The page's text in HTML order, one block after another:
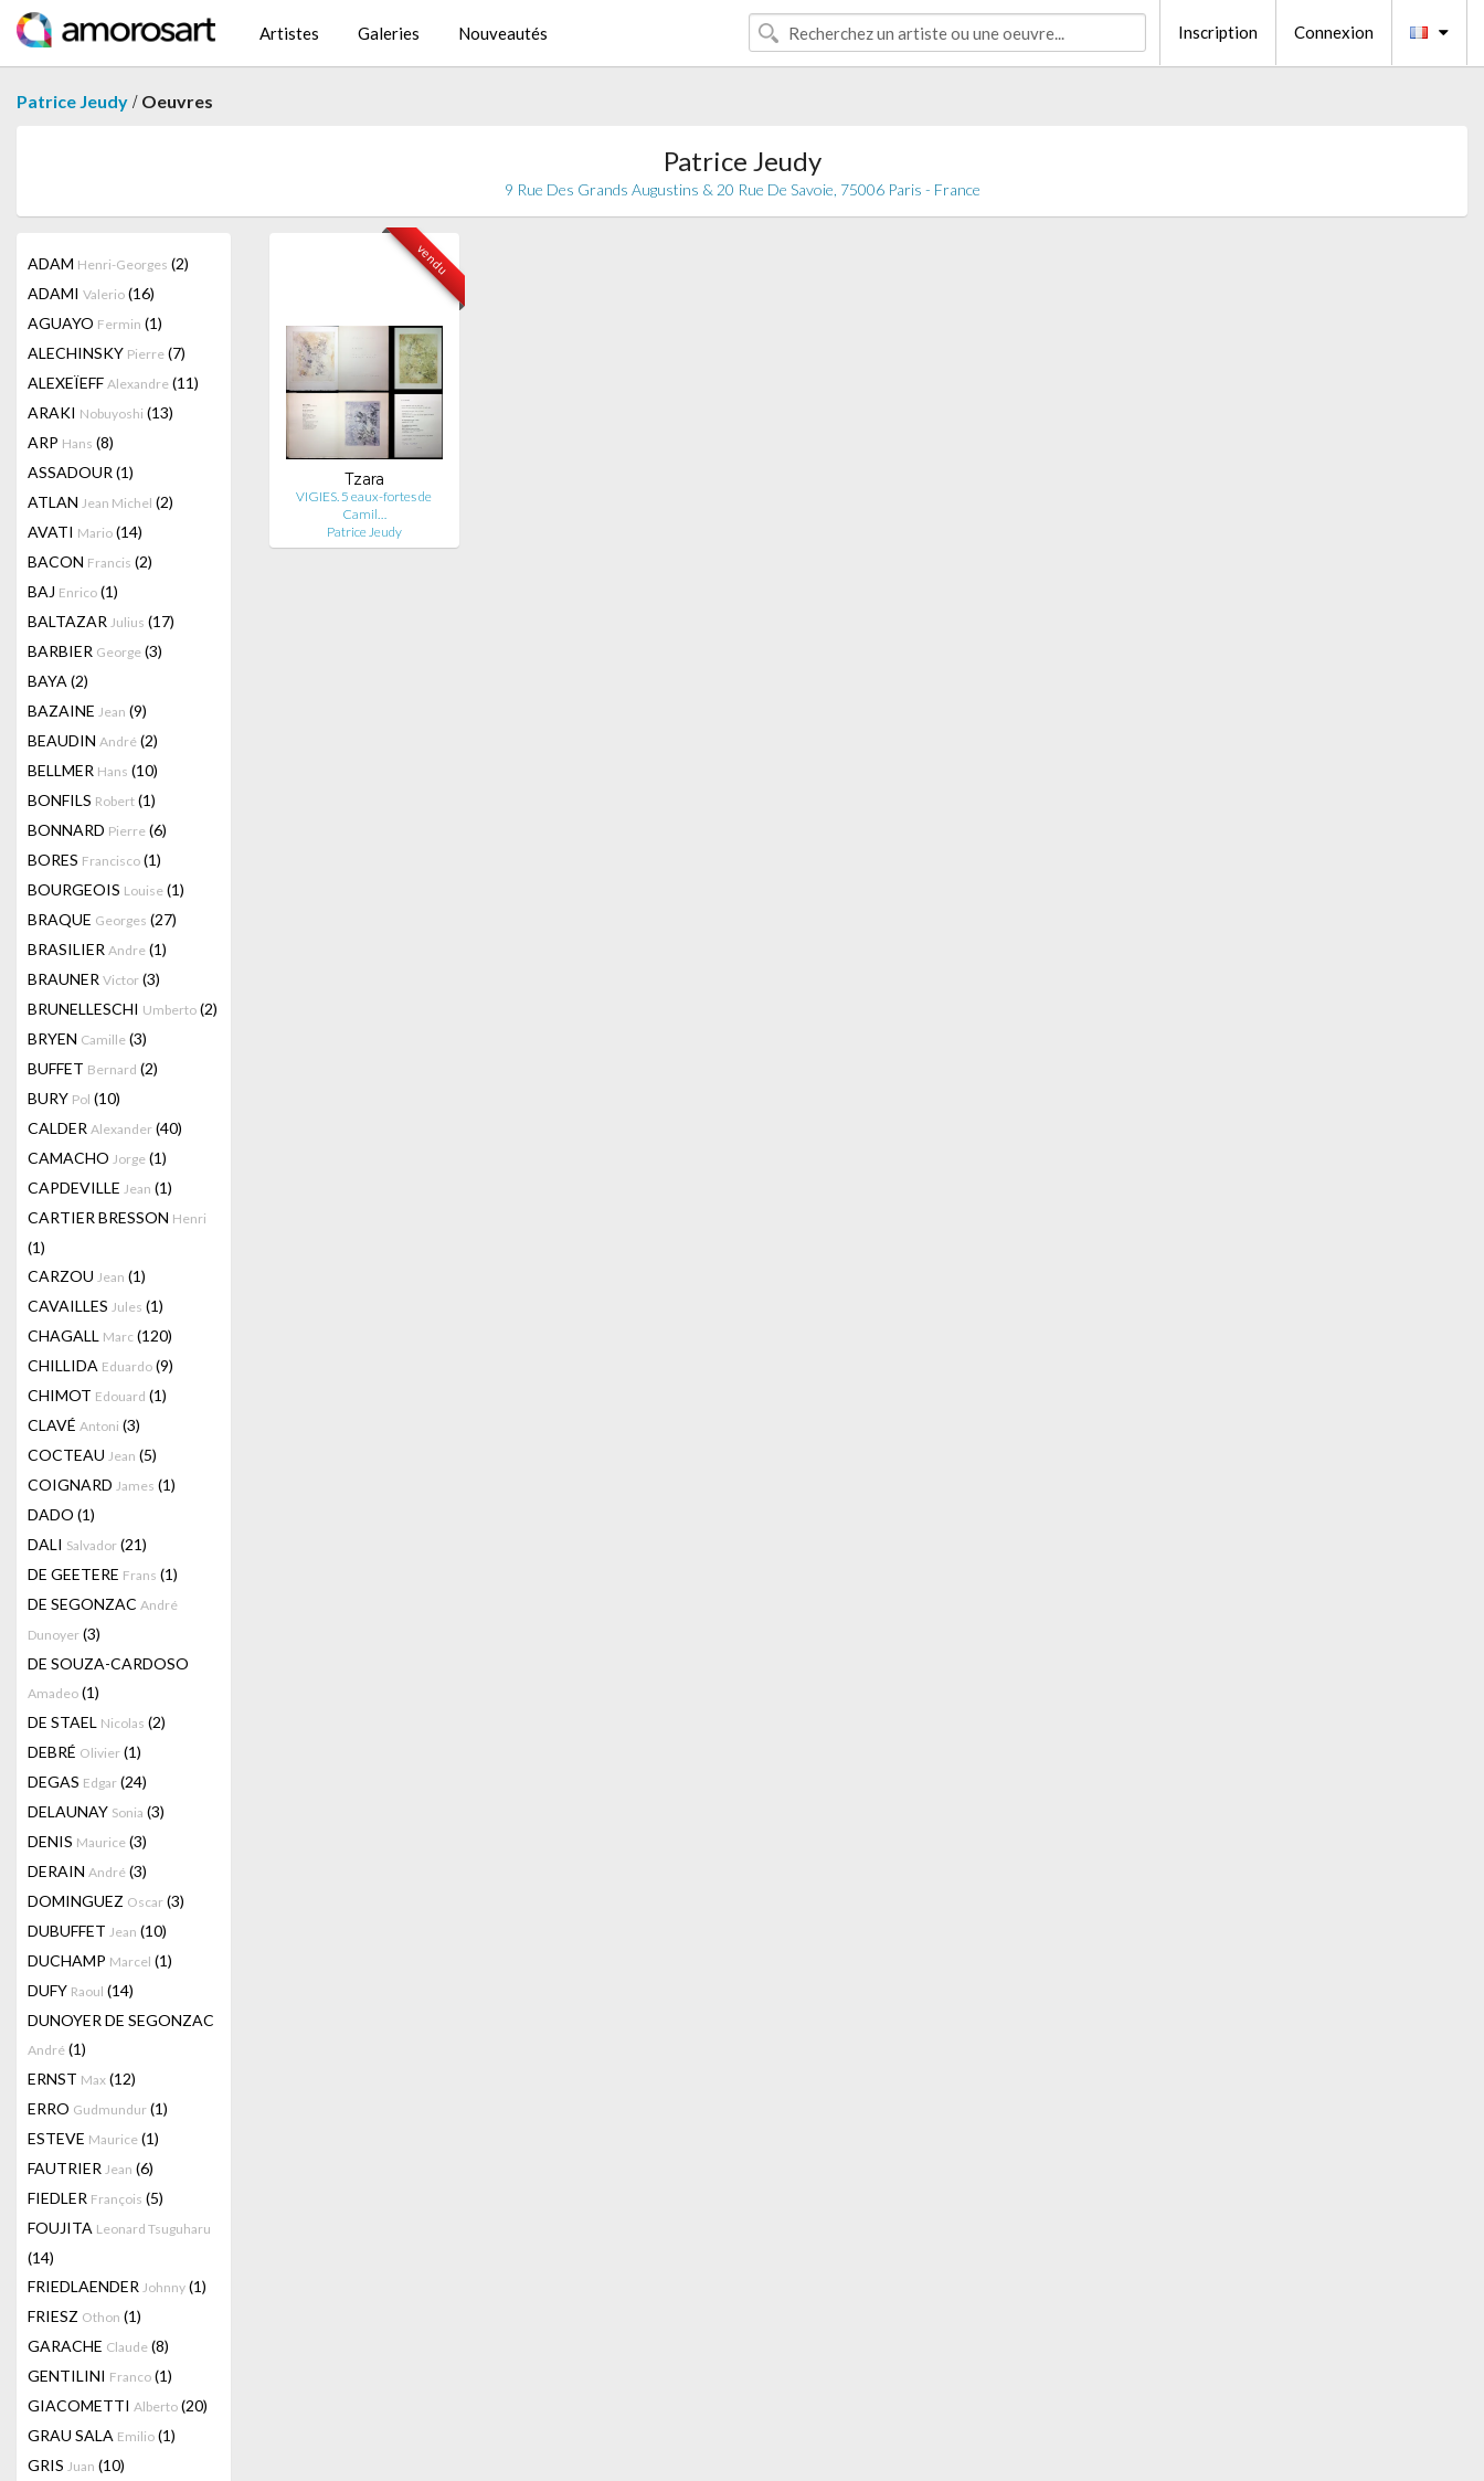
Artistes Galeries Nouveautés Inscription Connexion
Patrice Jeudy / Oeuvres
Patrice Jeudy
9 Rue Des Grands Augustins & 20 Rue De Savoie, 75006 Paris - France
ADAM Henri-Georges (2)
ADAMI Valerio (16)
AGUAYO Fermin (1)
ALECHINSKY Pierre (7)
ALEXEÏEFF Alexandre (11)
ARAKI Nobuyoshi (13)
ARP Hans (8)
ASSADOUR (1)
ATLAN Jean Michel (2)
AVATI Mario (14)
BACON Francis (2)
BAJ Enrico (1)
BALTAZAR Julius (17)
BARBIER George (3)
BAYA (2)
BAZAINE Jean (9)
BEAUDIN André (2)
BELLMER Hans (10)
BONFILS Robert (1)
BONNARD Pierre (6)
BORES Francisco (1)
BOURGEOIS Louise (1)
BRAQUE Georges (27)
BRASILIER Andre (1)
BRAUNER Victor (3)
BRUNELLESCHI Umberto (2)
BRYEN Camille (3)
BUFFET Bernard (2)
BURY Pol (10)
CALDER Alexander (40)
CAMACHO Jorge (1)
CAPDEVILLE Jean (1)
CARTIER BRESSON Henri
(1)
CARZOU Jean (1)
CAVAILLES Jules (1)
CHAGALL Marc (120)
CHILLIDA Eduardo (9)
CHIMOT Edouard (1)
CLAVÉ Antoni (3)
COCTEAU Jean (5)
COIGNARD James (1)
DADO (1)
DALI Salvador (21)
DE GEETERE Frans (1)
DE SEGONZAC André
Dunoyer (3)
DE SOUZA-CARDOSO
Amadeo (1)
DE STAEL Nicolas (2)
DEBRÉ Olivier (1)
DEGAS Edgar (24)
DELAUNAY Sonia (3)
DENIS Maurice (3)
DERAIN André (3)
DOMINGUEZ Oscar (3)
DUBUFFET Jean (10)
DUCHAMP Marcel (1)
DUFY Raoul (14)
DUNOYER DE SEGONZAC
André (1)
ERNST Max (12)
ERRO Gudmundur (1)
ESTEVE Maurice (1)
FAUTRIER Jean (6)
FIEDLER François (5)
FOUJITA Leonard Tsuguharu
(14)
FRIEDLAENDER Johnny (1)
FRIESZ Othon (1)
GARACHE Claude (8)
GENTILINI Franco (1)
GIACOMETTI Alberto (20)
GRAU SALA Emilio (1)
GRIS Juan (10)
vendu
Tzara
VIGIES. 5 eaux-fortes de
Camil…
Patrice Jeudy